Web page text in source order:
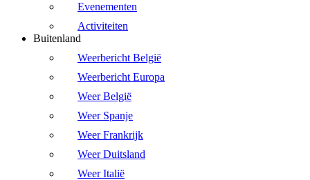
Evenementen
Activiteiten
Buitenland
Weerbericht België
Weerbericht Europa
Weer België
Weer Spanje
Weer Frankrijk
Weer Duitsland
Weer Italië